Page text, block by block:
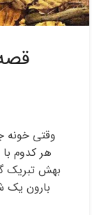
وقتی
هر کدوم
بهش تبریک
بارون